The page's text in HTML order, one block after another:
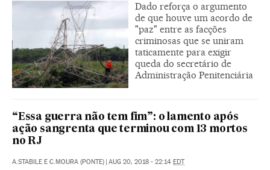
Dado reforça o argumento
de que houve um acordo de
"paz" entre as facções
criminosas que se uniram
taticamente para exigir
queda do secretário de
Administração Penitenciária
“Essa guerra não tem fim”: o lamento após
ação sangrenta que terminou com 13 mortos
no RJ
A.STABILE E C.MOURA (PONTE) | AUG 20, 2018 - 22:14 EDT